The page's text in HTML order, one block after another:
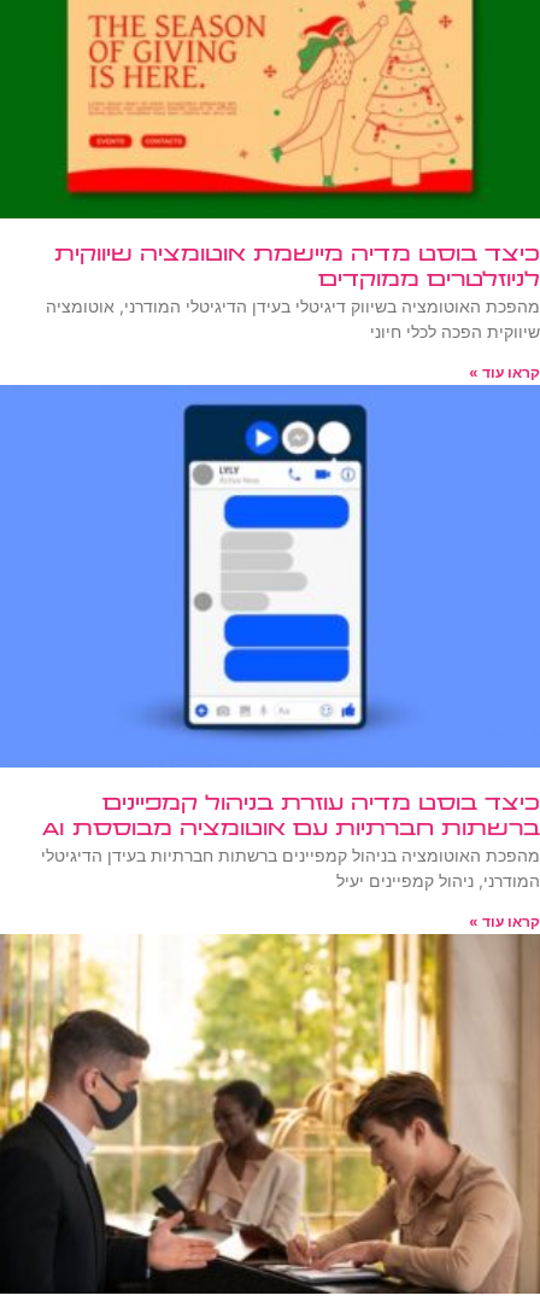
כיצד בוסט מדיה מיישמת אוטומציה שיווקית
לניוזלטרים ממוקדים
מהפכת האוטומציה בשיווק דיגיטלי בעידן הדיגיטלי המודרני, אוטומציה
שיווקית הפכה לכלי חיוני
קראו עוד »
כיצד בוסט מדיה עוזרת בניהול קמפיינים
ברשתות חברתיות עם אוטומציה מבוססת AI
מהפכת האוטומציה בניהול קמפיינים ברשתות חברתיות בעידן הדיגיטלי
המודרני, ניהול קמפיינים יעיל
קראו עוד »